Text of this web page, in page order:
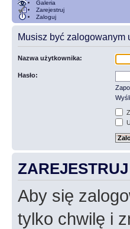
Galeria
Zarejestruj
Zaloguj
Musisz być zalogowanym
Nazwa użytkownika:
Hasło:
ZAREJESTRUJ
Aby się
tylko chwilę i